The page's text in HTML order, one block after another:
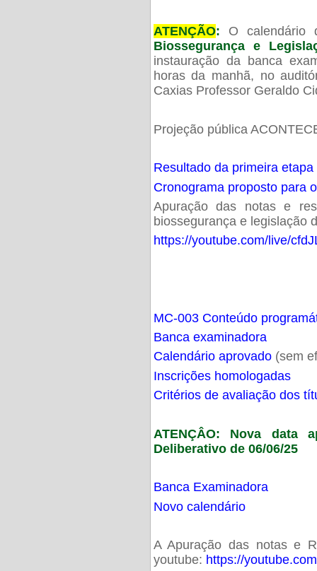
ATENÇÃO: O calendário
Biossegurança e
instauração da banca
horas da manhã, no
Caxias Professor Geraldo
Projeção pública
Resultado da primeira
Cronograma proposto para
Apuração das notas e
biossegurança e legislação
https://youtube.com/live/
MC-003 Conteúdo
Banca examinadora
Calendário aprovado(sem
Inscrições homologadas
Critérios de avaliação dos
ATENÇÂO: Nova data
Deliberativo de 06/06/25
Banca Examinadora
Novo calendário
A Apuração das notas e
youtube: https://